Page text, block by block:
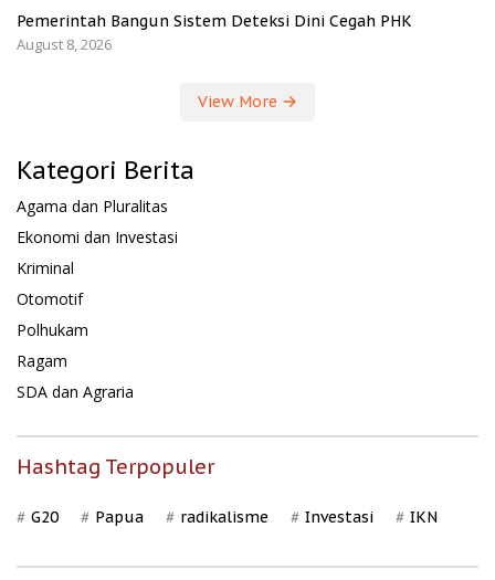
Pemerintah Bangun Sistem Deteksi Dini Cegah PHK
August 8, 2026
View More
Kategori Berita
Agama dan Pluralitas
Ekonomi dan Investasi
Kriminal
Otomotif
Polhukam
Ragam
SDA dan Agraria
Hashtag Terpopuler
G20 Papua radikalisme Investasi IKN